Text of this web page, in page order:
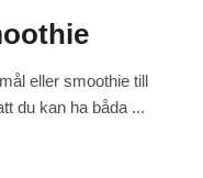
eller smoothie till
du kan ha båda ...